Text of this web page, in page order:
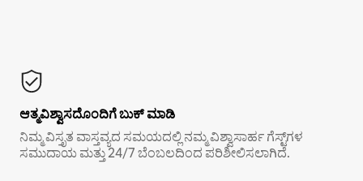
ಆತ್ಮವಿಶ್ವಾಸದೊಂದಿಗೆ ಬುಕ್ ಮಾಡಿ
ನಿಮ್ಮ ವಿಸ್ತೃತ ವಾಸ್ತವ್ಯದ ಸಮಯದಲ್ಲಿ ನಮ್ಮ ವಿಶ್ವಾಸಾರ್ಹ ಗೆಸ್ಟ್‌ಗಳ
ಸಮುದಾಯ ಮತ್ತು 24/7 ಬೆಂಬಲದಿಂದ ಪರಿಶೀಲಿಸಲಾಗಿದೆ.